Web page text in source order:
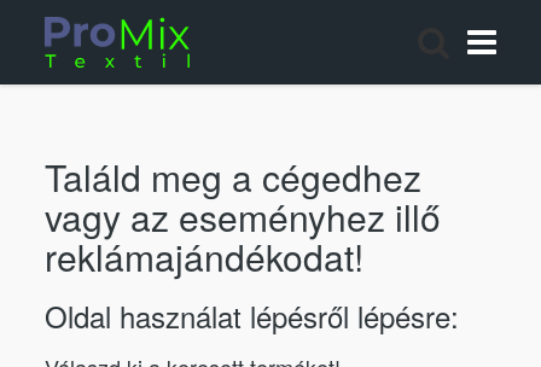
Találd meg a cégedhez
vagy az eseményhez illő
reklámajándékodat!
Oldal használat lépésről lépésre: